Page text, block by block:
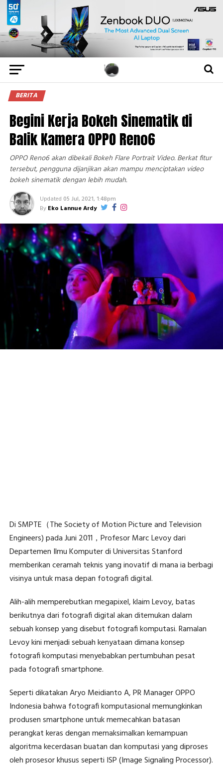
BERITA
Begini Kerja Bokeh Sinematik di
Balik Kamera OPPO Reno6
OPPO Reno6 akan dibekali Bokeh Flare Portrait Video. Berkat fitur
tersebut, pengguna dijanjikan akan mampu menciptakan video
bokeh sinematik dengan lebih mudah.
Updated 05 Jul, 2021, 1:48pm
By Eko Lannue Ardy
Di SMPTE（The Society of Motion Picture and Television
Engineers) pada Juni 2011，Profesor Marc Levoy dari
Departemen Ilmu Komputer di Universitas Stanford
memberikan ceramah teknis yang inovatif di mana ia berbagi
visinya untuk masa depan fotografi digital.
Alih-alih memperebutkan megapixel, klaim Levoy, batas
berikutnya dari fotografi digital akan ditemukan dalam
sebuah konsep yang disebut fotografi komputasi. Ramalan
Levoy kini menjadi sebuah kenyataan dimana konsep
fotografi komputasi menyebabkan pertumbuhan pesat
pada fotografi smartphone.
Seperti dikatakan Aryo Meidianto A, PR Manager OPPO
Indonesia bahwa fotografi komputasional memungkinkan
produsen smartphone untuk memecahkan batasan
perangkat keras dengan memaksimalkan kemampuan
algoritma kecerdasan buatan dan komputasi yang diproses
oleh prosesor khusus seperti ISP (Image Signaling Processor).